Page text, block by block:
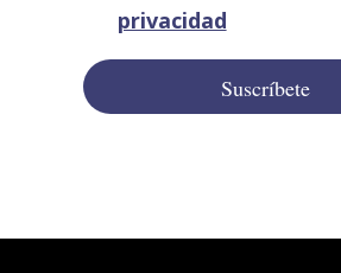
privacidad
Suscríbete